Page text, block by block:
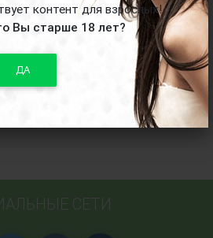
контент для взрослых!
Вы старше 18 лет?
ДА
платье в сеточку с узором
СЕТИ